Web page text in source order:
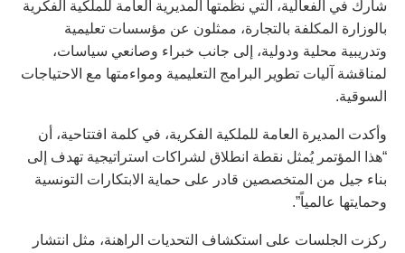
شارك في الفعالية، التي نظمتها المديرية العامة للملكية الفكرية
بالوزارة المكلفة بالتجارة، ممثلون عن مؤسسات تعليمية
وتدريبية محلية ودولية، إلى جانب خبراء وصانعي سياسات،
لمناقشة آليات تطوير البرامج التعليمية ومواءمتها مع الاحتياجات
السوقية.
وأكدت المديرة العامة للملكية الفكرية، في كلمة افتتاحية، أن
“هذا المؤتمر يُمثل نقطة انطلاق لشراكات استراتيجية تهدف إلى
بناء جيل من المتخصصين قادر على حماية الابتكارات التونسية
وحمايتها عالمياً”.
ركزت الجلسات على استكشاف التحديات الراهنة، مثل انتشار